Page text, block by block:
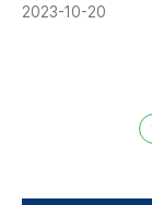
2023-10-20